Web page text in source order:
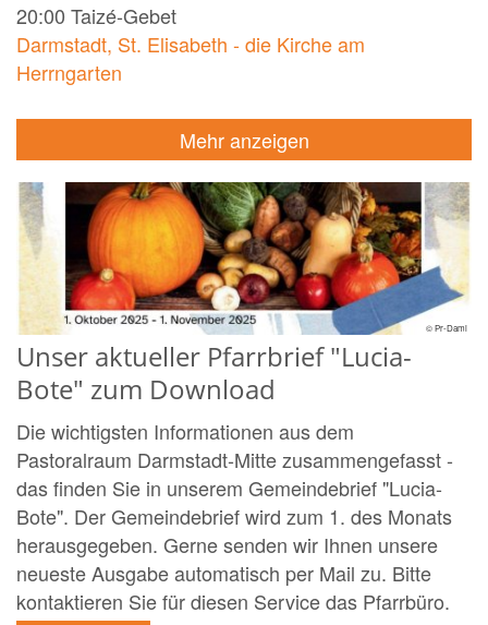
20:00 Taizé-Gebet
Darmstadt, St. Elisabeth - die Kirche am
Herrngarten
Mehr anzeigen
© Pr-Dami
Unser aktueller Pfarrbrief "Lucia-
Bote" zum Download
Die wichtigsten Informationen aus dem
Pastoralraum Darmstadt-Mitte zusammengefasst -
das finden Sie in unserem Gemeindebrief "Lucia-
Bote". Der Gemeindebrief wird zum 1. des Monats
herausgegeben. Gerne senden wir Ihnen unsere
neueste Ausgabe automatisch per Mail zu. Bitte
kontaktieren Sie für diesen Service das Pfarrbüro.